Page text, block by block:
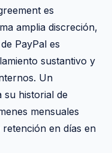
es
amplia discreción,
PayPal es
sustantivo y
Un
su historial de
mensuales
en días en